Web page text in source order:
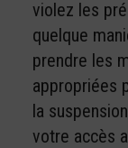
violez les
quelque
prendre les
appropriées
la
votre accès